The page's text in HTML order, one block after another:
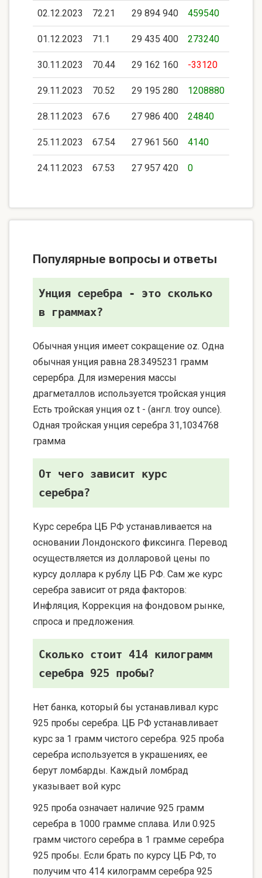
02.12.2023 72.21 29 894 940 459540
01.12.2023 71.1 29 435 400 273240
30.11.2023 70.44 29 162 160 -33120
29.11.2023 70.52 29 195 280 1208880
28.11.2023 67.6 27 986 400 24840
25.11.2023 67.54 27 961 560 4140
24.11.2023 67.53 27 957 420 0
Популярные вопросы и ответы
Унция серебра - это сколько
в граммах?
Обычная унция имеет сокращение oz. Одна
обычная унция равна 28.3495231 грамм
серербра. Для измерения массы
драгметаллов используется тройская унция
Есть тройская унция oz t - (англ. troy ounce).
Одная тройская унция серебра 31,1034768
грамма
От чего зависит курс
серебра?
Курс серебра ЦБ РФ устанавливается на
основании Лондонского фиксинга. Перевод
осуществляется из долларовой цены по
курсу доллара к рублу ЦБ РФ. Сам же курс
серебра зависит от ряда факторов:
Инфляция, Коррекция на фондовом рынке,
спроса и предложения.
Сколько стоит 414 килограмм
серебра 925 пробы?
Нет банка, который бы устанавливал курс
925 пробы серебра. ЦБ РФ устанавливает
курс за 1 грамм чистого серебра. 925 проба
серебра используется в украшениях, ее
берут ломбарды. Каждый ломбрад
указывает вой курс
925 проба означает наличие 925 грамм
серебра в 1000 грамме сплава. Или 0.925
грамм чистого серебра в 1 грамме серебра
925 пробы. Если брать по курсу ЦБ РФ, то
получим что 414 килограмм серебра 925